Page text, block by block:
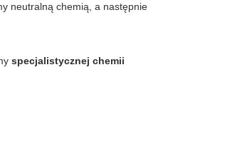
neutralną chemią, a następnie
specjalistycznej chemii